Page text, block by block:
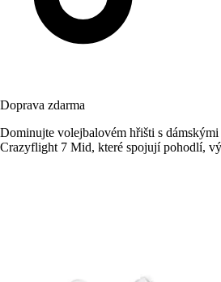
Doprava zdarma
Dominujte volejbalovém hřišti s
Crazyflight 7 Mid, které spojují pohodlí,